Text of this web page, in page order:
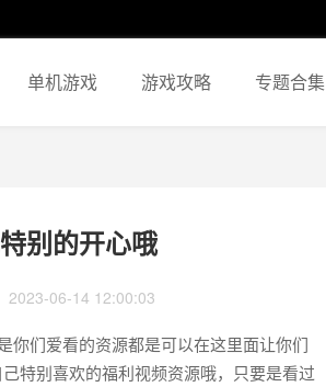
单机游戏 游戏攻略 专题合集
别的开心哦
2023-06-14 12:00:03
们爱看的资源都是可以在这里面让你们
特别喜欢的福利视频资源哦，只要是看过